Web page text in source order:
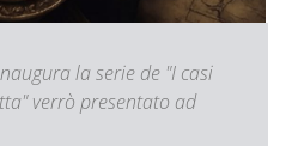
la serie de "I casi
verrò presentato ad